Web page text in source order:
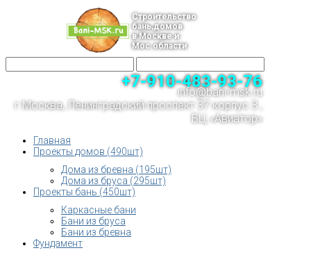
Строительство
бань,домов
в Москве и
Мос.области
+7-910-483-93-76
info@bani-msk.ru
г.Москва, Ленинградский проспект 37 корпус 3 ,
БЦ «Авиатор»
Главная
Проекты домов (490шт)
Дома из бревна (195шт)
Дома из бруса (295шт)
Проекты бань (450шт)
Каркасные бани
Бани из бруса
Бани из бревна
Фундамент